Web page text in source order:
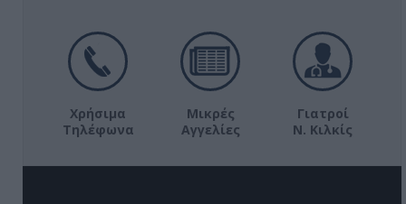
Χρήσιμα
Τηλέφωνα
Μικρές
Αγγελίες
Γιατροί
Ν. Κιλκίς